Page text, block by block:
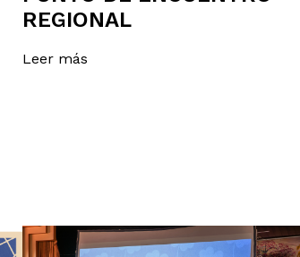
REGIONAL
Leer más